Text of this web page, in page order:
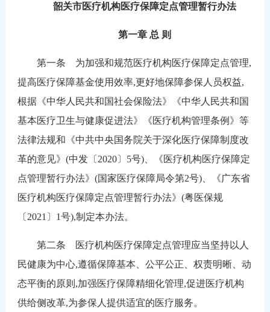
韶关市医疗机构医疗保障定点管理暂行办法
第一章 总 则
第一条 为加强和规范医疗机构医疗保障定点管理,
提高医疗保障基金使用效率,更好地保障参保人员权益,
根据《中华人民共和国社会保险法》《中华人民共和国
基本医疗卫生与健康促进法》《医疗机构管理条例》等
法律法规和《中共中央国务院关于深化医疗保障制度改
革的意见》(中发〔2020〕5号)、《医疗机构医疗保障定
点管理暂行办法》(国家医疗保障局令第2号)、《广东省
医疗机构医疗保障定点管理暂行办法》(粤医保规
〔2021〕1号),制定本办法。
第二条 医疗机构医疗保障定点管理应当坚持以人
民健康为中心,遵循保障基本、公平公正、权责明晰、动
态平衡的原则,加强医疗保障精细化管理,促进医疗机构
供给侧改革,为参保人提供适宜的医疗服务。